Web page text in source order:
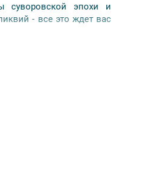
суворовской эпохи и
- все это ждет вас